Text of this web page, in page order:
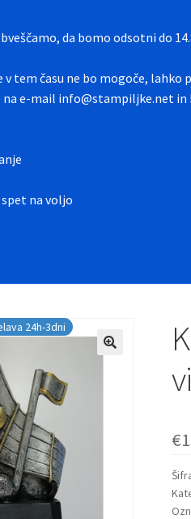
da bomo odsotni do
tem času ne bo mogoče, lahko
na e-mail info@stampiljke.net in
na voljo
24h-3dni
€